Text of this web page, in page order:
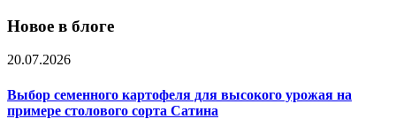
Новое в блоге
20.07.2026
Выбор семенного картофеля для высокого урожая на
примере столового сорта Сатина